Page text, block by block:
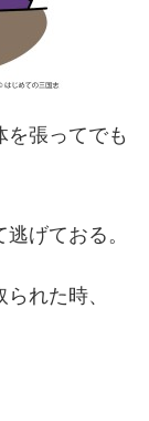
張ってでも
げておる。
れた時、